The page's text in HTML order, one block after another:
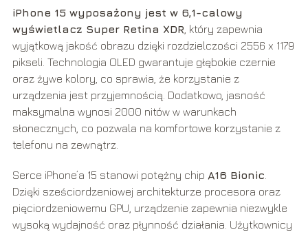
iPhone 15 wyposażony jest w 6,1-calowy
wyświetlacz Super Retina XDR , który zapewnia
wyjątkową jakość obrazu dzięki rozdzielczości 2556 x 1179
pikseli. Technologia OLED gwarantuje głębokie czernie
oraz żywe kolory, co sprawia, że korzystanie z
urządzenia jest przyjemnością. Dodatkowo, jasność
maksymalna wynosi 2000 nitów w warunkach
słonecznych, co pozwala na komfortowe korzystanie z
telefonu na zewnątrz.
Serce iPhone’a 15 stanowi potężny chip A16 Bionic
Dzięki sześciordzeniowej architekturze procesora oraz
pięciordzeniowemu GPU, urządzenie zapewnia niezwykle
wysoką wydajność oraz płynność działania. Użytkownicy